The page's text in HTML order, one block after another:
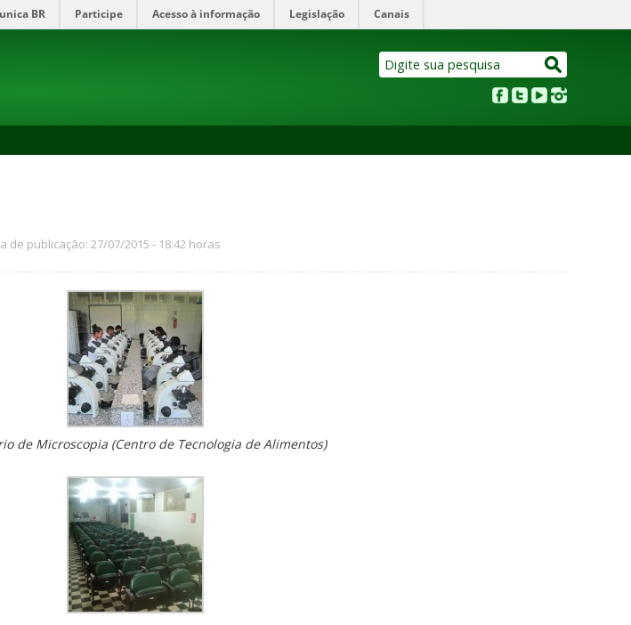
BR Participe Acesso à informação Legislação Canais
de publicação: 27/07/2015 - 18:42 horas
de Microscopia (Centro de Tecnologia de Alimentos)